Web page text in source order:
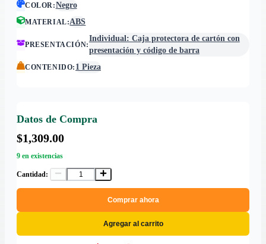
COLOR:Negro
MATERIAL:ABS
PRESENTACIÓN:
Individual: Caja protectora de cartón con
presentación y código de barra
CONTENIDO: 1 Pieza
Datos de Compra
$1,309.00
9 en existencias
Cantidad:
Comprar ahora
Agregar al carrito